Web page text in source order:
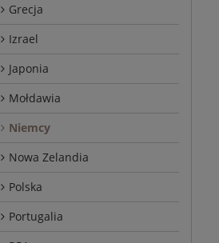
Grecja
Izrael
Japonia
Mołdawia
Niemcy
Nowa Zelandia
Polska
Portugalia